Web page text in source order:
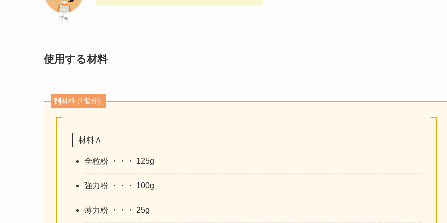
プキ
使用する材料
材料 (1個分)
材料Ａ
全粒粉 ・・・ 125g
強力粉 ・・・ 100g
薄力粉 ・・・ 25g